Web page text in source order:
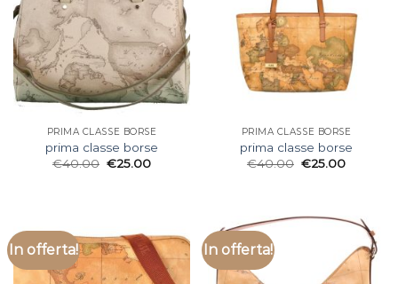
PRIMA CLASSE BORSE
prima classe borse
€40.00 €25.00
PRIMA CLASSE BORSE
prima classe borse
€40.00 €25.00
In offerta! In offerta!